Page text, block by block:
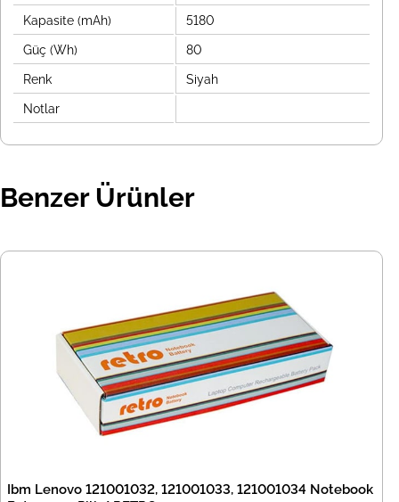
Kapasite (mAh) 5180
Güç (Wh) 80
Renk Siyah
Notlar
Benzer Ürünler
Ibm Lenovo 121001032, 121001033, 121001034 Notebook